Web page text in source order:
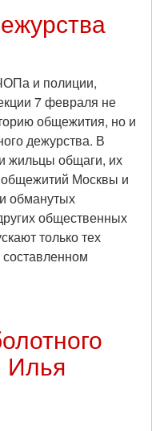
и полиции,
7 февраля не
общежития, но и
дежурства. В
жильцы общаги, их
общежитий Москвы и
обманутых
общественных
только тех
Илья